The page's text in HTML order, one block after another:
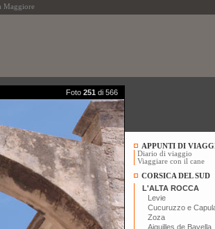
Maggiore
Foto 251 di 566
APPUNTI DI
Diario di viaggio
Viaggiare con il cane
CORSICA DEL SUD
L'ALTA ROCCA
Levie
Cucuruzzo e
Zoza
Aiguilles de Bavella